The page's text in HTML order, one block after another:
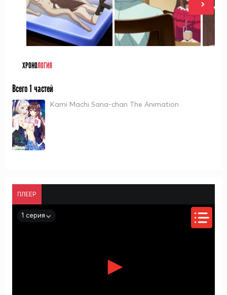
ХРОНОЛОГИЯ
Всего 1 частей
Kami Machi Sana-chan The Animation
ПЛЕЕР
1 серия